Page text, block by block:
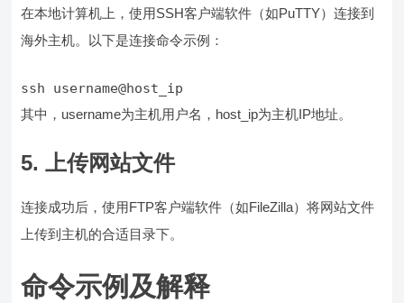
在本地计算机上，使用SSH客户端软件（如PuTTY）连接到
海外主机。以下是连接命令示例：
ssh username@host_ip
其中，username为主机用户名，host_ip为主机IP地址。
5. 上传网站文件
连接成功后，使用FTP客户端软件（如FileZilla）将网站文件
上传到主机的合适目录下。
命令示例及解释